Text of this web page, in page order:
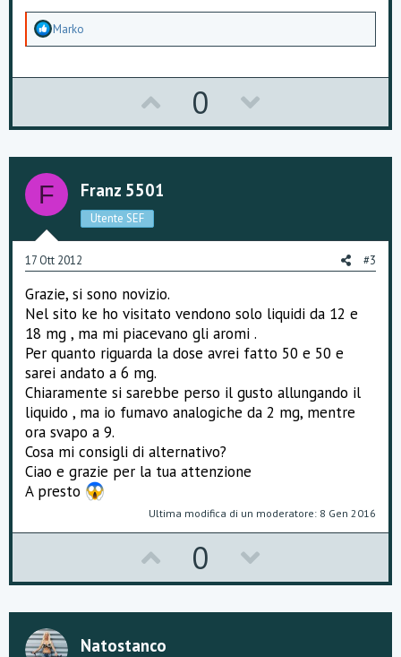
A
a
e
n
t
i
:
Marko
p
v
e
0
o
w
o
t
e
F Franz 5501
Utente SEF
17 Ott 2012 #3
Grazie, si sono novizio.
Nel sito ke ho visitato vendono solo liquidi da 12 e
18 mg , ma mi piacevano gli aromi .
Per quanto riguarda la dose avrei fatto 50 e 50 e
sarei andato a 6 mg.
Chiaramente si sarebbe perso il gusto allungando il
liquido , ma io fumavo analogiche da 2 mg, mentre
ora svapo a 9.
Cosa mi consigli di alternativo?
Ciao e grazie per la tua attenzione
A presto
Ultima modifica di un moderatore: 8 Gen 2016
p
v
0
o
w
Natostanco